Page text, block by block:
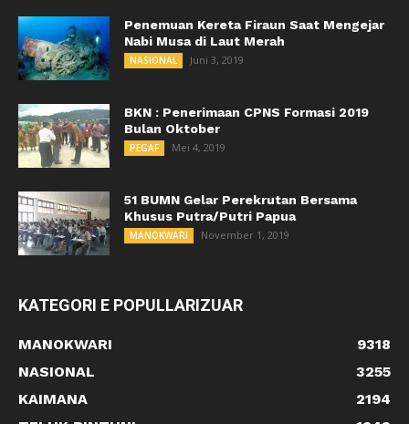
Penemuan Kereta Firaun Saat Mengejar
Nabi Musa di Laut Merah
NASIONAL Juni 3, 2019
BKN : Penerimaan CPNS Formasi 2019
Bulan Oktober
PEGAF Mei 4, 2019
51 BUMN Gelar Perekrutan Bersama
Khusus Putra/Putri Papua
MANOKWARI November 1, 2019
KATEGORI E POPULLARIZUAR
MANOKWARI
9318
NASIONAL
3255
KAIMANA
2194